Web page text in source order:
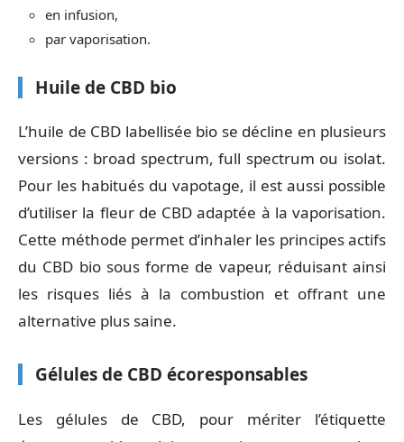
en infusion,
par vaporisation.
Huile de CBD bio
L’huile de CBD labellisée bio se décline en plusieurs
versions : broad spectrum, full spectrum ou isolat.
Pour les habitués du vapotage, il est aussi possible
d’utiliser la fleur de CBD adaptée à la vaporisation.
Cette méthode permet d’inhaler les principes actifs
du CBD bio sous forme de vapeur, réduisant ainsi
les risques liés à la combustion et offrant une
alternative plus saine.
Gélules de CBD écoresponsables
Les gélules de CBD, pour mériter l’étiquette